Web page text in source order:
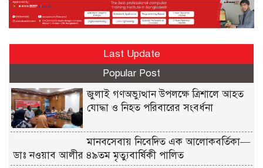
Last Update
Popular Post
জুলাই গণঅভ্যুত্থান উপলক্ষে ত্রিশালে আহত
যোদ্ধা ও নিহত পরিবারের সংবর্ধনা
মানবসেবায় নিবেদিত এক আলোকবর্তিকা—
ডাঃ নওয়াব আলীর ৪৯তম মৃত্যুবার্ষিকী পালিত